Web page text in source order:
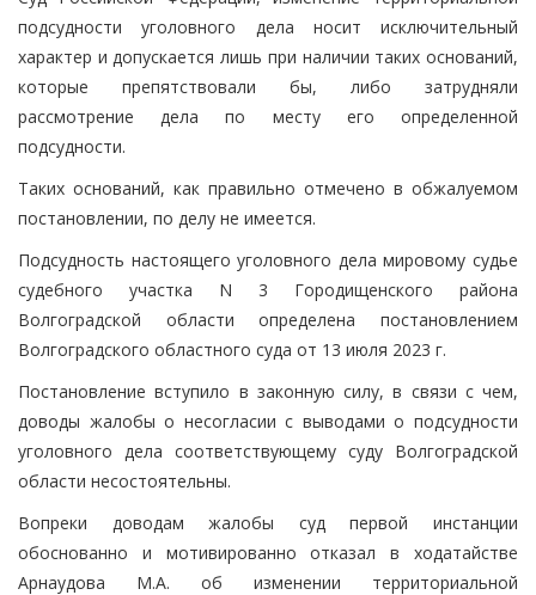
подсудности уголовного дела носит исключительный
характер и допускается лишь при наличии таких оснований,
которые препятствовали бы, либо затрудняли
рассмотрение дела по месту его определенной
подсудности.
Таких оснований, как правильно отмечено в обжалуемом
постановлении, по делу не имеется.
Подсудность настоящего уголовного дела мировому судье
судебного участка N 3 Городищенского района
Волгоградской области определена постановлением
Волгоградского областного суда от 13 июля 2023 г.
Постановление вступило в законную силу, в связи с чем,
доводы жалобы о несогласии с выводами о подсудности
уголовного дела соответствующему суду Волгоградской
области несостоятельны.
Вопреки доводам жалобы суд первой инстанции
обоснованно и мотивированно отказал в ходатайстве
Арнаудова М.А. об изменении территориальной